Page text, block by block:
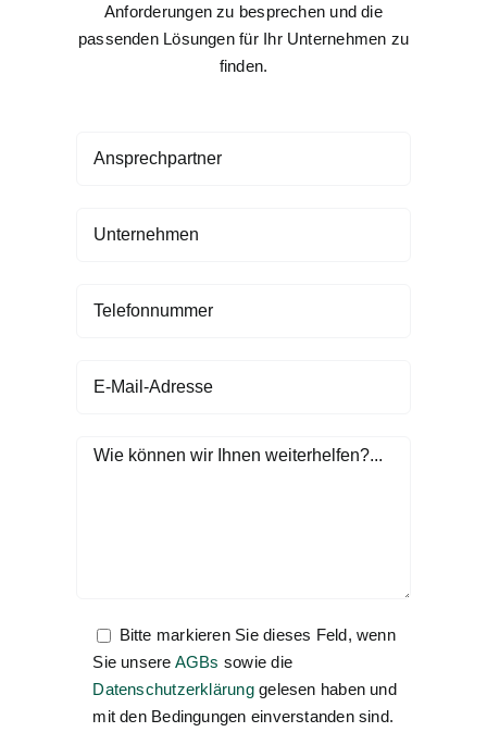
Anforderungen zu besprechen und die
passenden Lösungen für Ihr Unternehmen zu
finden.
Bitte markieren Sie dieses Feld, wenn
Sie unsere AGBs sowie die
Datenschutzerklärunggelesen haben und
mit den Bedingungen einverstanden sind.